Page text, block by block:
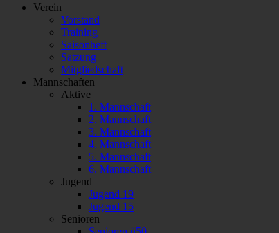
Verein
Vorstand
Training
Saisonheft
Satzung
Mitgliedschaft
Mannschaften
Aktive
1. Mannschaft
2. Mannschaft
3. Mannschaft
4. Mannschaft
5. Mannschaft
6. Mannschaft
Jugend
Jugend 19
Jugend 15
Senioren